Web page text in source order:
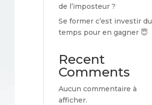
de l’imposteur ?
Se former c’est investir du
temps pour en gagner 😇
Recent
Comments
Aucun commentaire à
afficher.